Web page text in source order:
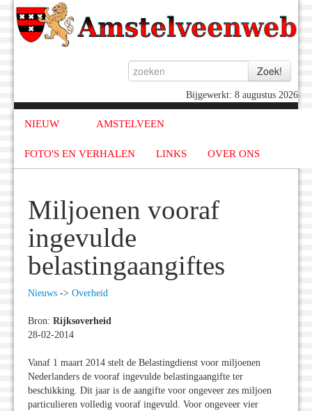
Bijgewerkt: 8 augustus 2026
NIEUW AMSTELVEEN
FOTO'S EN VERHALEN LINKS OVER ONS
Miljoenen vooraf
ingevulde
belastingaangiftes
Nieuws -> Overheid
Bron: Rijksoverheid
28-02-2014
Vanaf 1 maart 2014 stelt de Belastingdienst voor miljoenen
Nederlanders de vooraf ingevulde belastingaangifte ter
beschikking. Dit jaar is de aangifte voor ongeveer zes miljoen
particulieren volledig vooraf ingevuld. Voor ongeveer vier